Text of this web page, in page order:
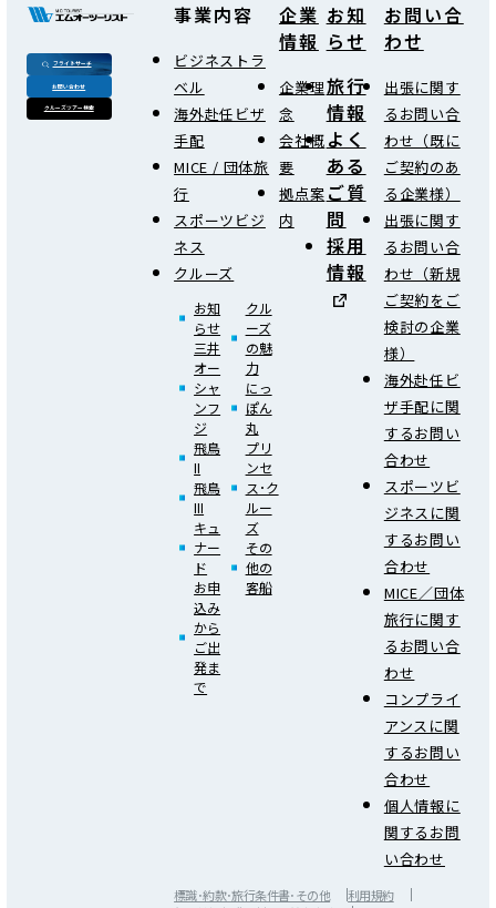
フライトサーチ
お問い合わせ
クルーズツアー検索
事業内容
ビジネストラ
ベル
海外赴任ビザ
手配
MICE / 団体旅
行
スポーツビジ
ネス
クルーズ
お知
らせ
三井
オー
シャ
ンフ
ジ
飛鳥
II
飛鳥
III
キュ
ナー
ド
お申
込み
から
ご出
発ま
で
クル
ーズ
の魅
力
にっ
ぽん
丸
プリ
ンセ
ス･ク
ルー
ズ
その
他の
客船
企業
情報
企業理
念
会社概
要
拠点案
内
お知
らせ
旅行
情報
よく
ある
ご質
問
採用
情報
お問い合
わせ
出張に関す
るお問い合
わせ（既に
ご契約のあ
る企業様）
出張に関す
るお問い合
わせ（新規
ご契約をご
検討の企業
様）
海外赴任ビ
ザ手配に関
するお問い
合わせ
スポーツビ
ジネスに関
するお問い
合わせ
MICE／団体
旅行に関す
るお問い合
わせ
コンプライ
アンスに関
するお問い
合わせ
個人情報に
関するお問
い合わせ
標識･約款･旅行条件書･その他
利用規約